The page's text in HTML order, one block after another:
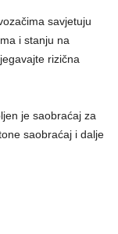
savjetuju
i stanju na
rizična
je saobraćaj za
saobraćaj i dalje